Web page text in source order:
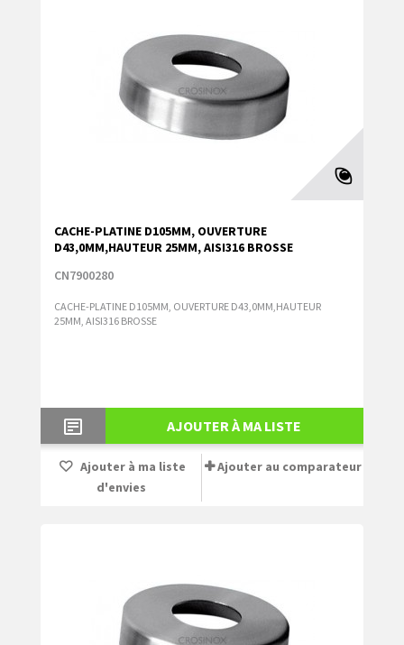
CACHE-PLATINE D105MM, OUVERTURE
D43,0MM,HAUTEUR 25MM, AISI316 BROSSE
CN7900280
CACHE-PLATINE D105MM, OUVERTURE D43,0MM,HAUTEUR
25MM, AISI316 BROSSE
AJOUTER À MA LISTE
Ajouter à ma liste
d'envies
Ajouter au comparateur